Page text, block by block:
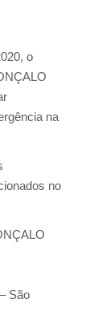
o
na
no
São